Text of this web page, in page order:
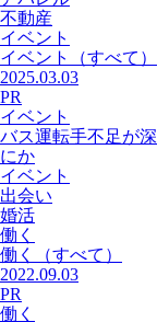
不動産
イベント
イベント
（すべて）
2025.03.03
PR
イベント
バス運転手不足が
にか
イベント
出会い
婚活
働く
働く
（すべて）
2022.09.03
PR
働く